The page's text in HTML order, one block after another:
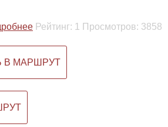
Рейтинг: 1 Просмотров: 3858
В МАРШРУТ